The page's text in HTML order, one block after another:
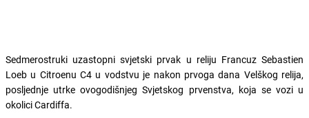
Sedmerostruki uzastopni svjetski prvak u reliju Francuz Sebastien
Loeb u Citroenu C4 u vodstvu je nakon prvoga dana Velškog relija,
posljednje utrke ovogodišnjeg Svjetskog prvenstva, koja se vozi u
okolici Cardiffa.